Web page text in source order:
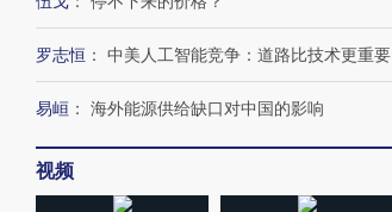
罗志恒 ： 中美人工智能竞争：道路比技术更重要
易峘 ： 海外能源供给缺口对中国的影响
视频